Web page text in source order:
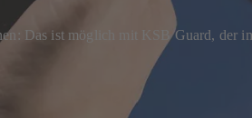
Das ist möglich mit KSB Guard,